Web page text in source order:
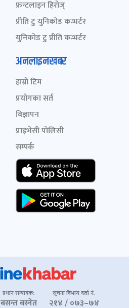
फ्रन्टलाइन हिरोज्
प्रीति टु युनिकोड कन्भर्टर
युनिकोड टु प्रीति कन्भर्टर
अनलाइनखबर
हाम्रो टिम
प्रयोगका सर्त
विज्ञापन
प्राइभेसी पोलिसी
सम्पर्क
प्रधान सम्पादक:
बसन्त बस्नेत
सूचना विभाग दर्ता नं.
२१४ / ०७३–७४